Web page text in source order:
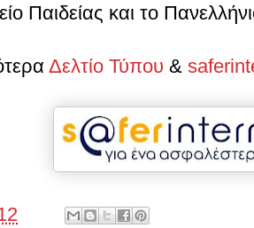
Παιδείας και το
Δελτίο Τύπου &